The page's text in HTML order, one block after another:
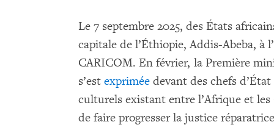
Le 7 septembre 2025, des États
capitale de l’Éthiopie, Addis-Abeba, à
CARICOM. En février, la Première
s’est exprimée devant des chefs
culturels existant entre l’Afrique et
de faire progresser la justice